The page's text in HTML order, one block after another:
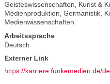
Geisteswissenschaften, Kunst &
Medienproduktion, Germanistik,
Medienwissenschaften
Arbeitssprache
Deutsch
Externer Link
https://karriere.funkemedien.de/